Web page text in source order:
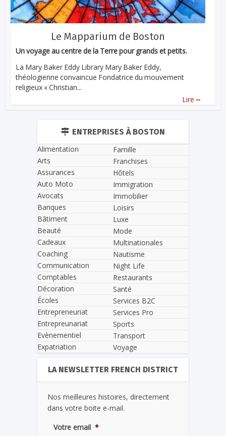
Le Mapparium de Boston
Un voyage au centre de la Terre pour grands et petits.
La Mary Baker Eddy Library Mary Baker Eddy,
théologienne convaincue Fondatrice du mouvement
religieux « Christian...
Lire ...
ENTREPRISES À BOSTON
Alimentation
Arts
Assurances
Auto Moto
Avocats
Banques
Bâtiment
Beauté
Cadeaux
Coaching
Communication
Comptables
Décoration
Écoles
Entrepreneuriat
Entrepreunariat
Evènementiel
Expatriation
Famille
Franchises
Hôtels
Immigration
Immobilier
Loisirs
Luxe
Mode
Multinationales
Nautisme
Night Life
Restaurants
Santé
Services B2C
Services Pro
Sports
Transport
Voyage
LA NEWSLETTER FRENCH DISTRICT
Nos meilleures histoires, directement
dans votre boite e-mail.
Votre email *